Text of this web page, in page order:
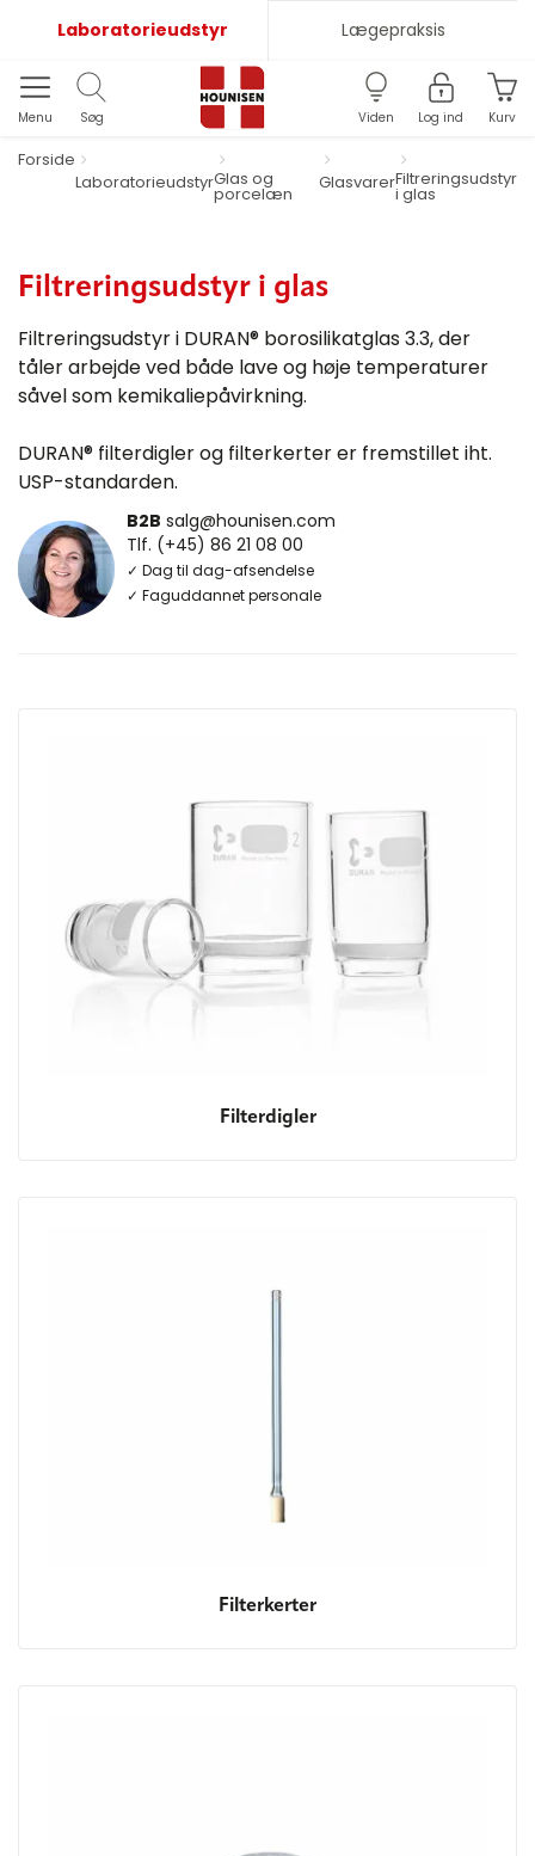
Laboratorieudstyr Lægepraksis
Menu Søg Viden Log ind Kurv
Forside
LaboratorieudstyrGlas og
porcelæn
GlasvarerFiltreringsudstyr
i glas
Filtreringsudstyr i glas
Filtreringsudstyr i DURAN® borosilikatglas 3.3, der
tåler arbejde ved både lave og høje temperaturer
såvel som kemikaliepåvirkning.
DURAN® filterdigler og filterkerter er fremstillet iht.
USP-standarden.
B2B salg@hounisen.com
Tlf. (+45) 86 21 08 00
✓ Dag til dag-afsendelse
✓ Faguddannet personale
Filterdigler
Filterkerter